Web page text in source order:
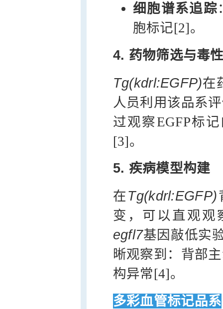
细胞谱系追踪
胞标记[2]。
4. 药物筛选与毒
Tg(kdrl:EGFP)在
人员利用该品系
过观察EGFP标
[3]。
5. 疾病模型构建
在 Tg(kdrl:EGFP)
变，可以直观观
egfl7基因敲低实
晰观察到：背部
构异常[4]。
多彩血管标记品系